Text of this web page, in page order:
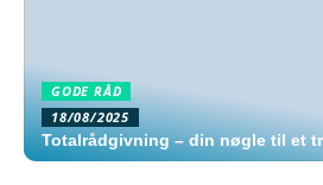
GODE RÅD
18/08/2025
Totalrådgivning – din nøgle til et